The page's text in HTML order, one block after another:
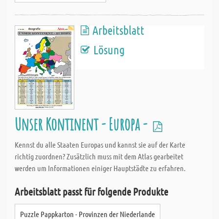
Arbeitsblatt
Lösung
Unser Kontinent - Europa -
Kennst du alle Staaten Europas und kannst sie auf der Karte
richtig zuordnen? Zusätzlich muss mit dem Atlas gearbeitet
werden um Informationen einiger Hauptstädte zu erfahren.
Arbeitsblatt passt für folgende Produkte
Puzzle Pappkarton - Provinzen der Niederlande